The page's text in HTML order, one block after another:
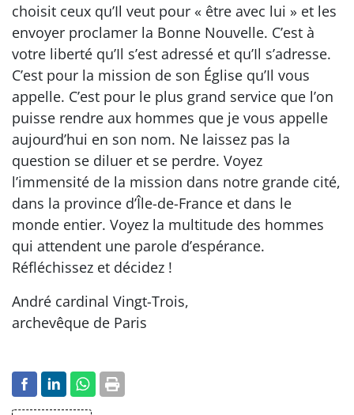
choisit ceux qu’Il veut pour « être avec lui » et les
envoyer proclamer la Bonne Nouvelle. C’est à
votre liberté qu’Il s’est adressé et qu’Il s’adresse.
C’est pour la mission de son Église qu’Il vous
appelle. C’est pour le plus grand service que l’on
puisse rendre aux hommes que je vous appelle
aujourd’hui en son nom. Ne laissez pas la
question se diluer et se perdre. Voyez
l’immensité de la mission dans notre grande cité,
dans la province d’Île-de-France et dans le
monde entier. Voyez la multitude des hommes
qui attendent une parole d’espérance.
Réfléchissez et décidez !
André cardinal Vingt-Trois,
archevêque de Paris